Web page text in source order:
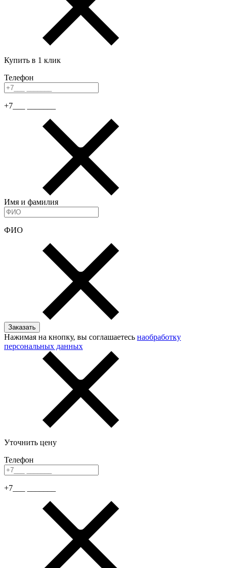
Купить в 1 клик
Телефон
+7___ _______
Имя и фамилия
ФИО
Нажимая на кнопку, вы соглашаетесь наобработку
персональных данных
Уточнить цену
Телефон
+7___ _______